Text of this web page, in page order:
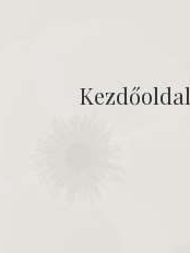
Kezdőoldal